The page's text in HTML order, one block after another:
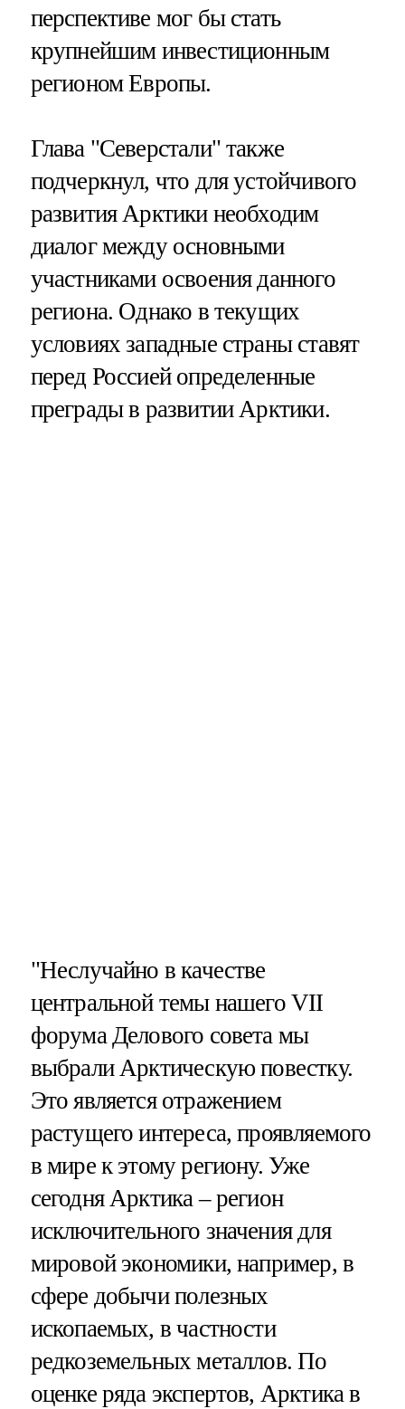
перспективе мог бы стать
крупнейшим инвестиционным
регионом Европы.
Глава "Северстали" также
подчеркнул, что для устойчивого
развития Арктики необходим
диалог между основными
участниками освоения данного
региона. Однако в текущих
условиях западные страны ставят
перед Россией определенные
преграды в развитии Арктики.
"Неслучайно в качестве
центральной темы нашего VII
форума Делового совета мы
выбрали Арктическую повестку.
Это является отражением
растущего интереса, проявляемого
в мире к этому региону. Уже
сегодня Арктика – регион
исключительного значения для
мировой экономики, например, в
сфере добычи полезных
ископаемых, в частности
редкоземельных металлов. По
оценке ряда экспертов, Арктика в